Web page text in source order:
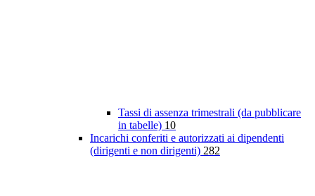
Tassi di assenza trimestrali (da pubblicare
in tabelle) 10
Incarichi conferiti e autorizzati ai dipendenti
(dirigenti e non dirigenti) 282